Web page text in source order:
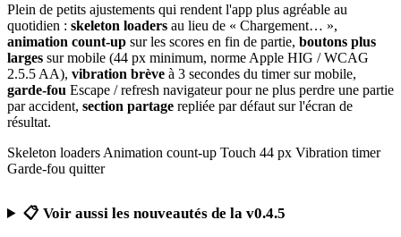
Plein de petits ajustements qui rendent l'app plus agréable au
quotidien : skeleton loaders au lieu de « Chargement… »,
animation count-up sur les scores en fin de partie, boutons plus
larges sur mobile (44 px minimum, norme Apple HIG / WCAG
2.5.5 AA), vibration brève à 3 secondes du timer sur mobile,
garde-fou Escape / refresh navigateur pour ne plus perdre une partie
par accident, section partage repliée par défaut sur l'écran de
résultat.
Skeleton loaders Animation count-up Touch 44 px Vibration timer
Garde-fou quitter
📋 Voir aussi les nouveautés de la v0.4.5